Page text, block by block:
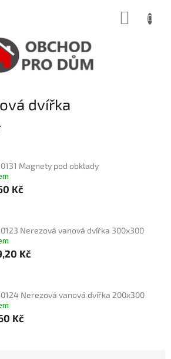
dvířka
0131 Magnety pod obklady
Kč
0123 Nerezová vanová dvířka 300x300
Kč
0124 Nerezová vanová dvířka 200x300
Kč